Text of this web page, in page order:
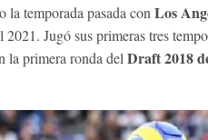
la temporada pasada con Los
2021. Jugó sus primeras tres
la primera ronda del Draft 2018